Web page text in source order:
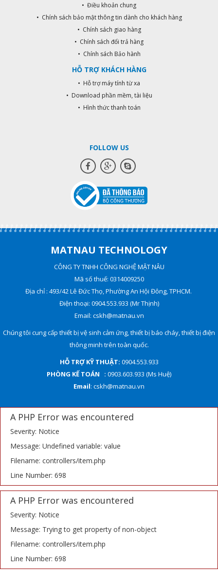
• Điều khoản chung
• Chính sách bảo mật thông tin dành cho khách hàng
• Chính sách giao hàng
• Chính sách đổi trả hàng
• Chính sách Bảo hành
HỖ TRỢ KHÁCH HÀNG
• Hỗ trợ máy tính từ xa
• Download phần mềm, tài liệu
• Hình thức thanh toán
FOLLOW US
MATNAU TECHNOLOGY
CÔNG TY TNHH CÔNG NGHỆ MẶT NÂU
Mã số thuế: 0314009250
Địa chỉ : 493/42 Lê Đức Thọ, Phường An Hội Đông, TPHCM.
Điện thoại: 0904.553.933 (Mr Thịnh)
Email: cskh@matnau.vn
Chúng tôi cung cấp thiết bị vệ sinh cảm ứng, thiết bị báo cháy, thiết bị điện
thông minh trên toàn quốc.
HỖ TRỢ KỸ THUẬT: 0904.553.933
PHÒNG KẾ TOÁN : 0903.603.933 (Ms Huệ)
Email: cskh@matnau.vn
A PHP Error was encountered
Severity: Notice
Message: Undefined variable: value
Filename: controllers/item.php
Line Number: 698
A PHP Error was encountered
Severity: Notice
Message: Trying to get property of non-object
Filename: controllers/item.php
Line Number: 698